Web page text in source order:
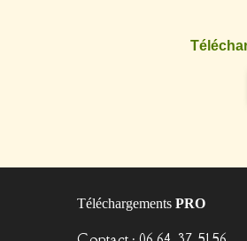
Téléchargements PRO